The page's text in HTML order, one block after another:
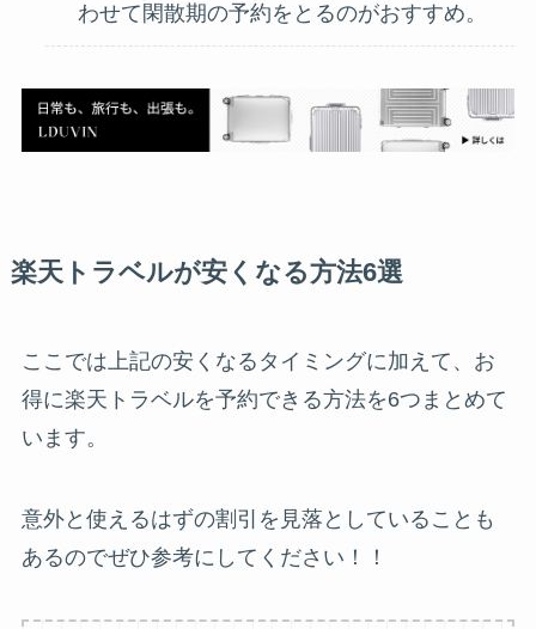
わせて閑散期の予約をとるのがおすすめ。
楽天トラベルが安くなる方法6選
ここでは上記の安くなるタイミングに加えて、お
得に楽天トラベルを予約できる方法を6つまとめて
います。
意外と使えるはずの割引を見落としていることも
あるのでぜひ参考にしてください！！